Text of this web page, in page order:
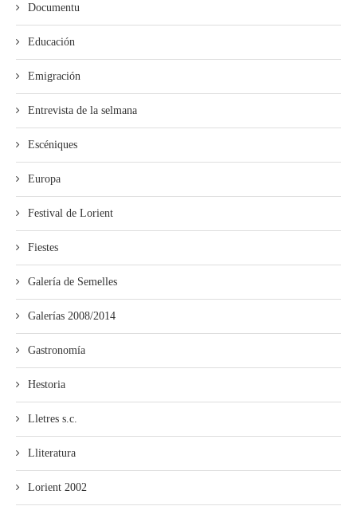
Documentu
Educación
Emigración
Entrevista de la selmana
Escéniques
Europa
Festival de Lorient
Fiestes
Galería de Semelles
Galerías 2008/2014
Gastronomía
Hestoria
Lletres s.c.
Lliteratura
Lorient 2002